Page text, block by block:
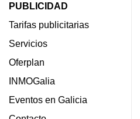
PUBLICIDAD
Tarifas publicitarias
Servicios
Oferplan
INMOGalia
Eventos en Galicia